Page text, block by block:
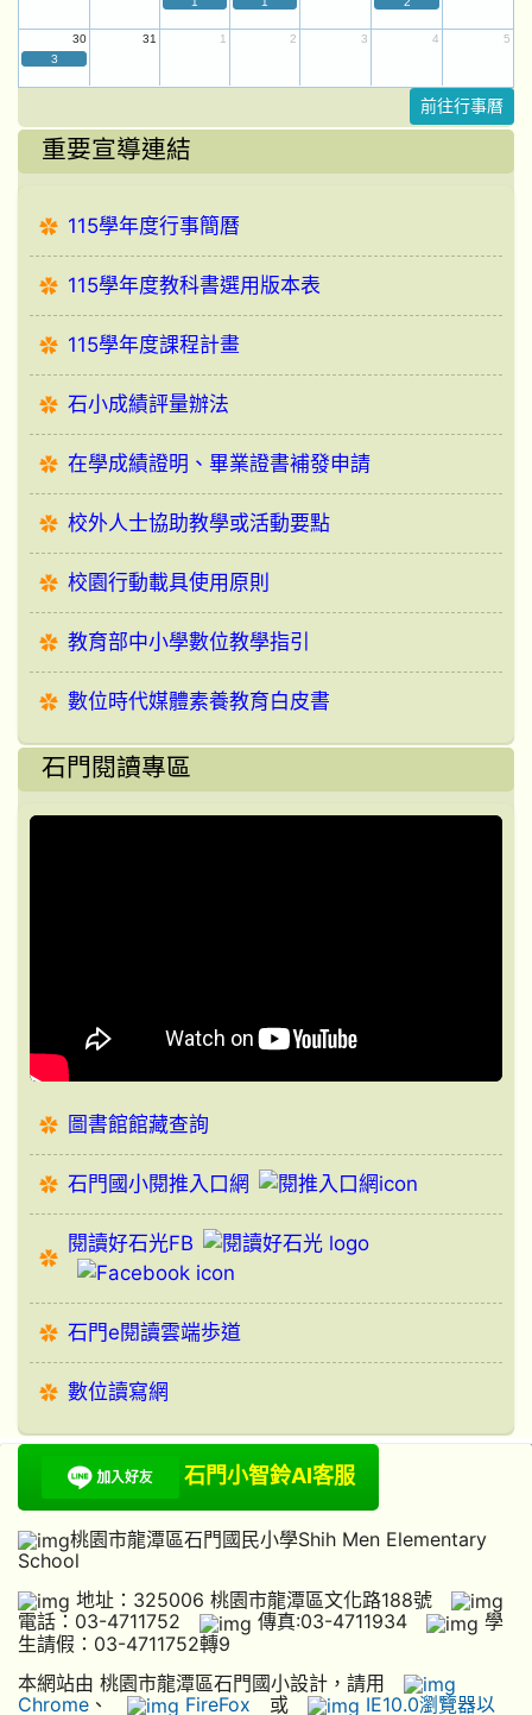
30 31 1 2 3 4
5
3
前往行事曆
重要宣導連結
115學年度行事簡曆
115學年度教科書選用版本表
115學年度課程計畫
石小成績評量辦法
在學成績證明、畢業證書補發申請
校外人士協助教學或活動要點
校園行動載具使用原則
教育部中小學數位教學指引
數位時代媒體素養教育白皮書
石門閱讀專區
圖書館館藏查詢
石門國小閱推入口網
閱讀好石光FB
石門e閱讀雲端歩道
數位讀寫網
石門小智鈴AI客服
桃園市龍潭區石門國民小學Shih Men Elementary
School
地址：325006 桃園市龍潭區文化路188號
電話：03-4711752
傳真:03-4711934
學
生請假：03-4711752轉9
本網站由 桃園市龍潭區石門國小設計，請用
Chrome 、 FireFox 或
IE10.0瀏覽器以